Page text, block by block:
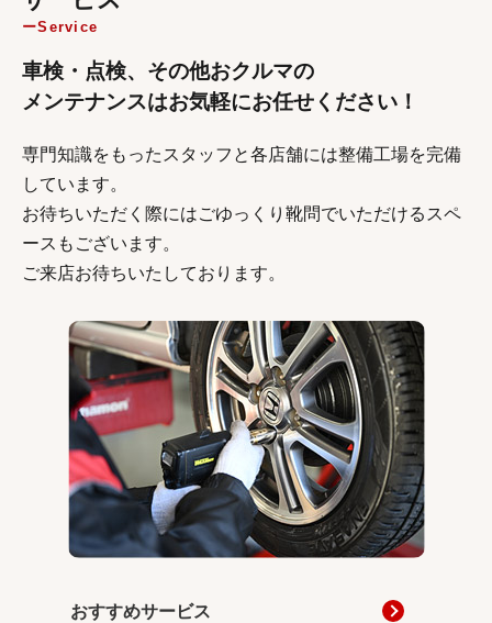
Service
車検・点検、その他おクルマの
メンテナンスはお気軽にお任せください！
専門知識をもったスタッフと各店舗には整備工場を完備
しています。
お待ちいただく際にはごゆっくり靴問でいただけるスペ
ースもございます。
ご来店お待ちいたしております。
おすすめサービス